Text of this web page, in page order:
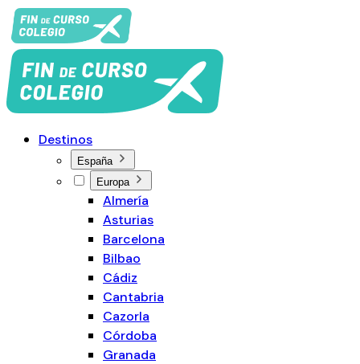
Destinos
España
Europa
Almería
Asturias
Barcelona
Bilbao
Cádiz
Cantabria
Cazorla
Córdoba
Granada